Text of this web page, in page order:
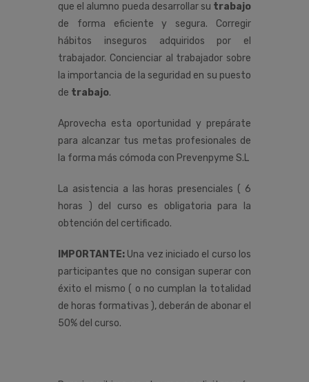
que el alumno pueda desarrollar su trabajo
de forma eficiente y segura. Corregir
hábitos inseguros adquiridos por el
trabajador. Concienciar al trabajador sobre
la importancia de la seguridad en su puesto
de trabajo.
Aprovecha esta oportunidad y prepárate
para alcanzar tus metas profesionales de
la forma más cómoda con Prevenpyme S.L
La asistencia a las horas presenciales ( 6
horas ) del curso es obligatoria para la
obtención del certificado.
IMPORTANTE: Una vez iniciado el curso los
participantes que no consigan superar con
éxito el mismo ( o no cumplan la totalidad
de horas formativas ), deberán de abonar el
50% del curso.